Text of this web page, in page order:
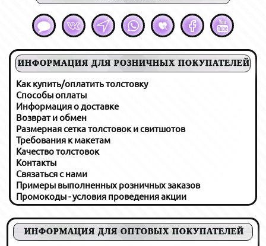
ИНФОРМАЦИЯ ДЛЯ РОЗНИЧНЫХ ПОКУПАТЕЛЕЙ
Как купить/оплатить толстовку
Способы оплаты
Информация о доставке
Возврат и обмен
Размерная сетка толстовок и свитшотов
Требования к макетам
Качество толстовок
Контакты
Связаться с нами
Примеры выполненных розничных заказов
Промокоды - условия проведения акции
ИНФОРМАЦИЯ ДЛЯ ОПТОВЫХ ПОКУПАТЕЛЕЙ